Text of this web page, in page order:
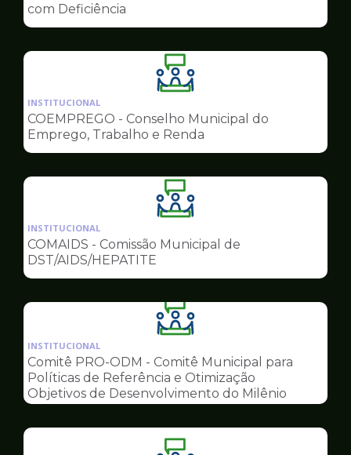
Conselhos
com Deficiência
Ilustração
da
pagina
de
Conselhos
INSTITUCIONAL
COEMPREGO - Conselho Municipal do
Emprego, Trabalho e Renda
Ilustração
da
pagina
Conselhos
INSTITUCIONAL
COMAIDS - Comissão Municipal de
DST/AIDS/HEPATITE
Ilustração
da
pagina
de
Conselhos
INSTITUCIONAL
Comitê PRO-ODM - Comitê Municipal para
Políticas de Referência e Otimização
Objetivos de Desenvolvimento do Milênio